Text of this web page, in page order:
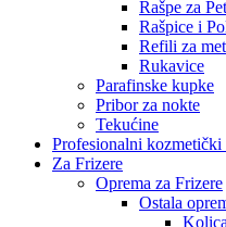
Rašpe za
Rašpice i
Refili za
Rukavice
Parafinske kupke
Pribor za nokte
Tekućine
Profesionalni kozmetički
Za Frizere
Oprema za Frizere
Ostala